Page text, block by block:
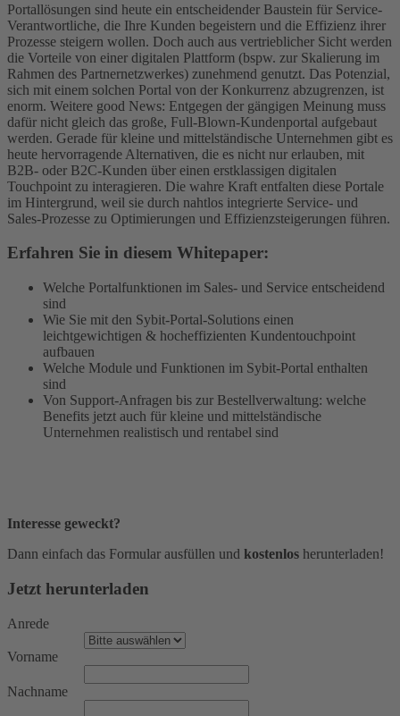
Portallösungen sind heute ein entscheidender Baustein für Service-
Verantwortliche, die Ihre Kunden begeistern und die Effizienz ihrer
Prozesse steigern wollen. Doch auch aus vertrieblicher Sicht werden
die Vorteile von einer digitalen Plattform (bspw. zur Skalierung im
Rahmen des Partnernetzwerkes) zunehmend genutzt. Das Potenzial,
sich mit einem solchen Portal von der Konkurrenz abzugrenzen, ist
enorm. Weitere good News: Entgegen der gängigen Meinung muss
dafür nicht gleich das große, Full-Blown-Kundenportal aufgebaut
werden. Gerade für kleine und mittelständische Unternehmen gibt es
heute hervorragende Alternativen, die es nicht nur erlauben, mit
B2B- oder B2C-Kunden über einen erstklassigen digitalen
Touchpoint zu interagieren. Die wahre Kraft entfalten diese Portale
im Hintergrund, weil sie durch nahtlos integrierte Service- und
Sales-Prozesse zu Optimierungen und Effizienzsteigerungen führen.
Erfahren Sie in diesem Whitepaper:
Welche Portalfunktionen im Sales- und Service entscheidend
sind
Wie Sie mit den Sybit-Portal-Solutions einen
leichtgewichtigen & hocheffizienten Kundentouchpoint
aufbauen
Welche Module und Funktionen im Sybit-Portal enthalten
sind
Von Support-Anfragen bis zur Bestellverwaltung: welche
Benefits jetzt auch für kleine und mittelständische
Unternehmen realistisch und rentabel sind
Interesse geweckt?
Dann einfach das Formular ausfüllen und kostenlos herunterladen!
Jetzt herunterladen
Anrede
Vorname
Nachname